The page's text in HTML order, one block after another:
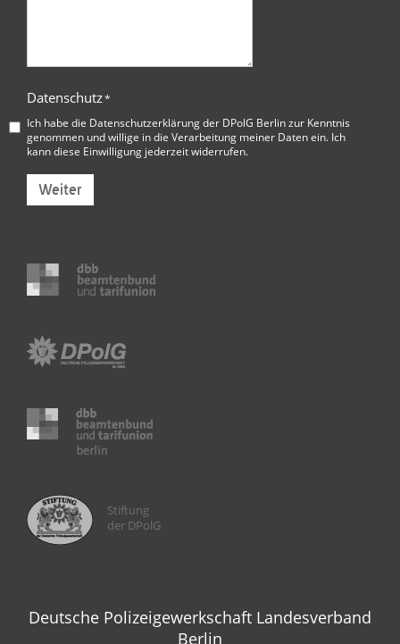
Datenschutz*
Ich habe die Datenschutzerklärung der DPolG Berlinzur Kenntnis
genommen und willige in die Verarbeitung meiner Daten ein. Ich
kann diese Einwilligung jederzeit widerrufen.
Weiter
Stiftung
der DPolG
Deutsche Polizeigewerkschaft Landesverband
Berlin